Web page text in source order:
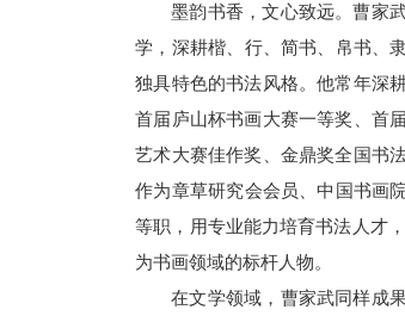
墨韵书香，文心致远。曹家
学，深耕楷、行、简书、帛书、
独具特色的书法风格。他常年深
首届庐山杯书画大赛一等奖、首
艺术大赛佳作奖、金鼎奖全国书
作为章草研究会会员、中国书画
等职，用专业能力培育书法人才
为书画领域的标杆人物。
在文学领域，曹家武同样成